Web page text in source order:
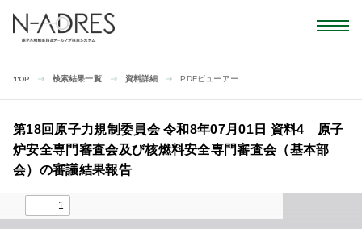
TOP 検索結果一覧 資料詳細 PDFビューアー
第18回原子力規制委員会 令和8年07月01日 資料4 原子
炉安全専門審査会及び核燃料安全専門審査会（基本部
会）の審議結果報告